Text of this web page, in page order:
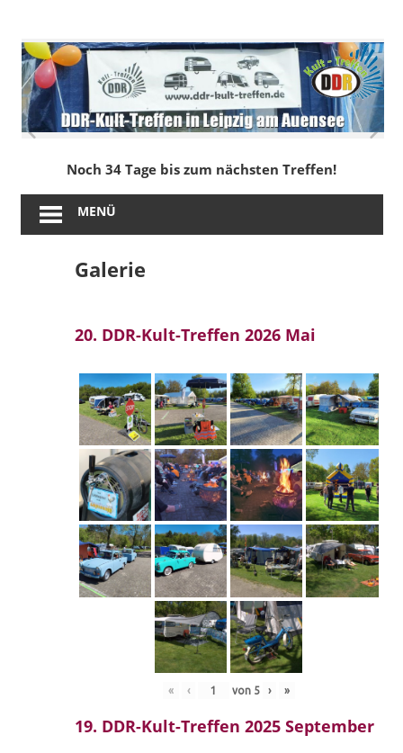
springen
DDR-
Kult-
Treffen
in
Leipzig
am
Noch 34 Tage bis zum nächsten Treffen!
MENÜ
Galerie
20. DDR-Kult-Treffen 2026 Mai
« ‹ von 5 › »
19. DDR-Kult-Treffen 2025 September